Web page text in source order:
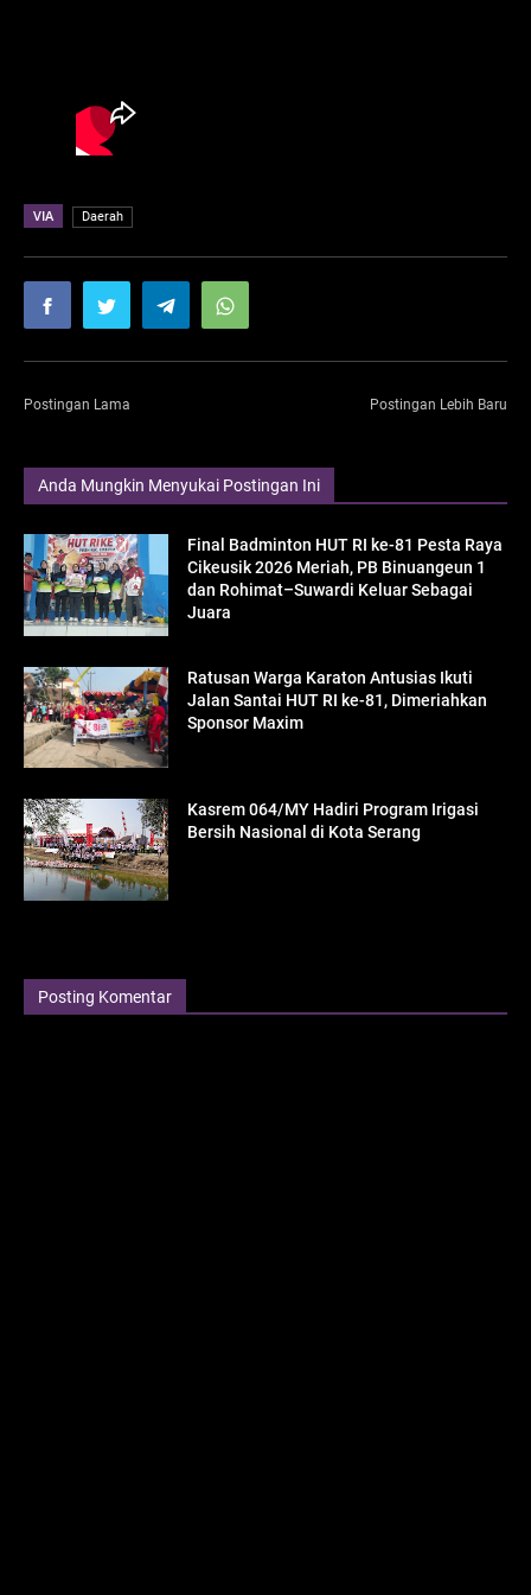
VIA Daerah
Postingan Lama Postingan Lebih Baru
Anda Mungkin Menyukai Postingan Ini
Final Badminton HUT RI ke-81 Pesta Raya
Cikeusik 2026 Meriah, PB Binuangeun 1
dan Rohimat–Suwardi Keluar Sebagai
Juara
Ratusan Warga Karaton Antusias Ikuti
Jalan Santai HUT RI ke-81, Dimeriahkan
Sponsor Maxim
Kasrem 064/MY Hadiri Program Irigasi
Bersih Nasional di Kota Serang
Posting Komentar